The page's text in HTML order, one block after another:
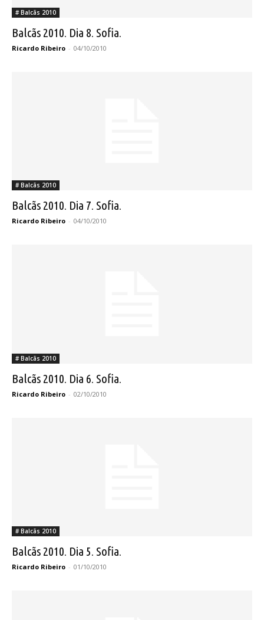
# Balcãs 2010
Balcãs 2010. Dia 8. Sofia.
Ricardo Ribeiro - 04/10/2010
# Balcãs 2010
Balcãs 2010. Dia 7. Sofia.
Ricardo Ribeiro - 04/10/2010
# Balcãs 2010
Balcãs 2010. Dia 6. Sofia.
Ricardo Ribeiro - 02/10/2010
# Balcãs 2010
Balcãs 2010. Dia 5. Sofia.
Ricardo Ribeiro - 01/10/2010